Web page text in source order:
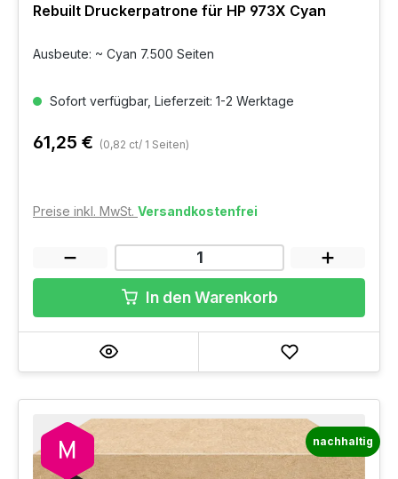
Rebuilt Druckerpatrone für HP 973X Cyan
Ausbeute: ~ Cyan 7.500 Seiten
Sofort verfügbar, Lieferzeit: 1-2 Werktage
61,25 € (0,82 ct/ 1 Seiten)
Preise inkl. MwSt. Versandkostenfrei
In den Warenkorb
nachhaltig